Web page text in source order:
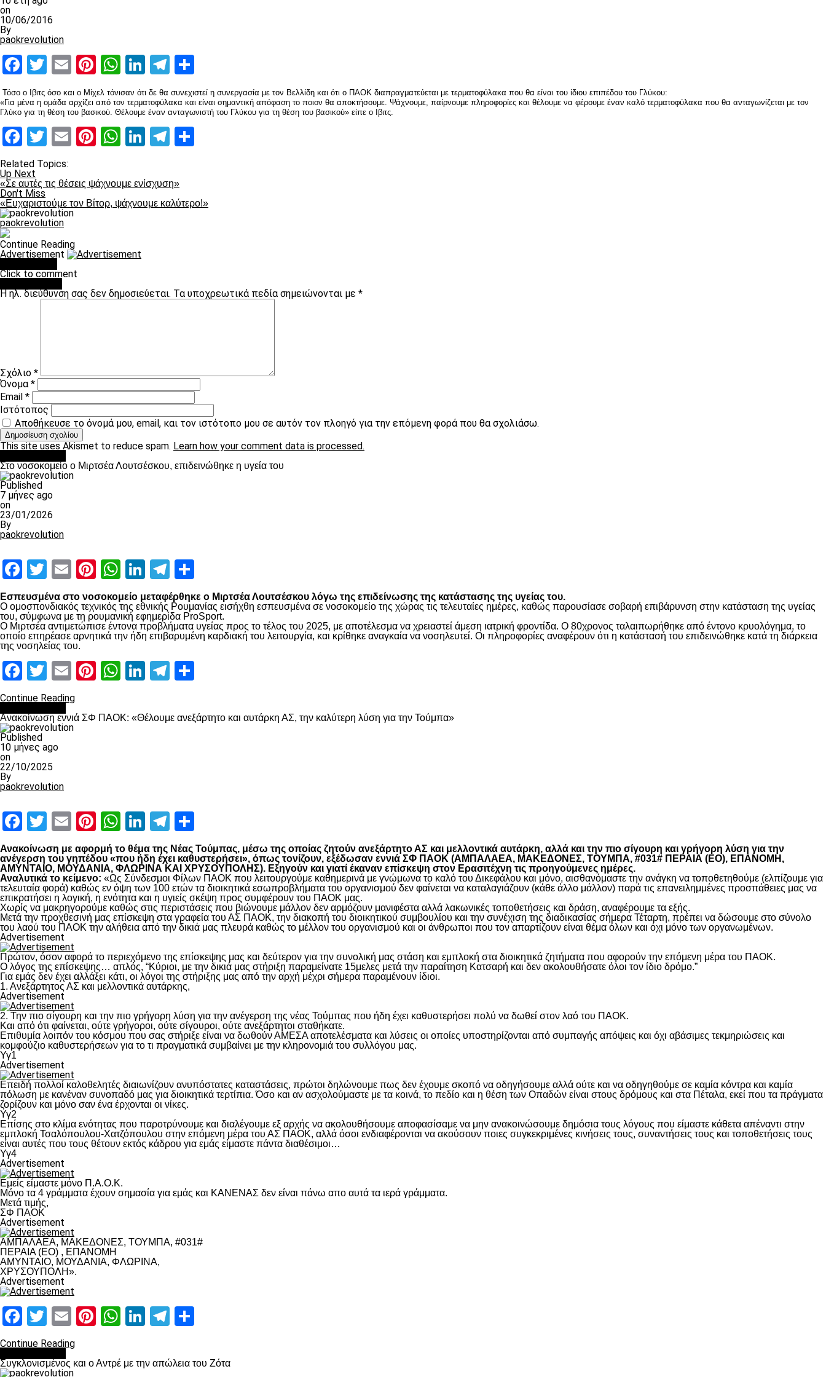
on
10/06/2016
By
paokrevolution
Facebook
Twitter
EmailPinterest
WhatsApp
LinkedIn
Telegram
Τόσο ο Ιβιτς όσο και ο Μίχελ τόνισαν ότι δε θα συνεχιστεί η συνεργασία με τον Βελλίδη και ότι ο ΠΑΟΚ διαπραγματεύεται με τερματοφύλακα που θα είναι του ίδιου επιπέδου του Γλύκου:
«Για μένα η ομάδα αρχίζει από τον τερματοφύλακα και είναι σημαντική απόφαση το ποιον θα αποκτήσουμε. Ψάχνουμε, παίρνουμε πληροφορίες και θέλουμε να φέρουμε έναν καλό τερματοφύλακα που θα ανταγωνίζεται με τον
Γλύκο για τη θέση του βασικού. Θέλουμε έναν ανταγωνιστή του Γλύκου για τη θέση του βασικού» είπε ο Ιβιτς.
Facebook
Twitter
EmailPinterest
WhatsApp
LinkedIn
Telegram
Related Topics:
Up Next
«Σε αυτές τις θέσεις ψάχνουμε ενίσχυση»
Don't Miss
«Ευχαριστούμε τον Βίτορ, ψάχνουμε καλύτερο!»
paokrevolution
Continue Reading
Advertisement
Click to comment
Η ηλ. διεύθυνση σας δεν δημοσιεύεται. Τα υποχρεωτικά πεδία σημειώνονται με *
Σχόλιο *
Όνομα*
Email *
Ιστότοπος
Αποθήκευσε το όνομά μου, email, και τον ιστότοπο μου σε αυτόν τον πλοηγό για την επόμενη φορά που θα σχολιάσω.
This site uses Akismet to reduce spam. Learn how your comment data is processed.
Στο νοσοκομείο ο Μιρτσέα Λουτσέσκου, επιδεινώθηκε η υγεία του
Published
7 μήνες ago
on
23/01/2026
By
paokrevolution
Facebook
Twitter
EmailPinterest
WhatsApp
LinkedIn
Telegram
Εσπευσμένα στο νοσοκομείο μεταφέρθηκε ο Μιρτσέα Λουτσέσκου λόγω της επιδείνωσης της κατάστασης της υγείας του.
Ο ομοσπονδιακός τεχνικός της εθνικής Ρουμανίας εισήχθη εσπευσμένα σε νοσοκομείο της χώρας τις τελευταίες ημέρες, καθώς παρουσίασε σοβαρή επιβάρυνση στην κατάσταση της υγείας
του, σύμφωνα με τη ρουμανική εφημερίδα ProSport.
Ο Μιρτσέα αντιμετώπισε έντονα προβλήματα υγείας προς το τέλος του 2025, με αποτέλεσμα να χρειαστεί άμεση ιατρική φροντίδα. Ο 80χρονος ταλαιπωρήθηκε από έντονο κρυολόγημα, το
οποίο επηρέασε αρνητικά την ήδη επιβαρυμένη καρδιακή του λειτουργία, και κρίθηκε αναγκαία να νοσηλευτεί. Οι πληροφορίες αναφέρουν ότι η κατάστασή του επιδεινώθηκε κατά τη διάρκεια
της νοσηλείας του.
Facebook
Twitter
EmailPinterest
WhatsApp
LinkedIn
Telegram
Continue Reading
Ανακοίνωση εννιά ΣΦ ΠΑΟΚ: «Θέλουμε ανεξάρτητο και αυτάρκη ΑΣ, την καλύτερη λύση για την Τούμπα»
Published
10 μήνες ago
on
22/10/2025
By
paokrevolution
Facebook
Twitter
EmailPinterest
WhatsApp
LinkedIn
Telegram
Ανακοίνωση με αφορμή το θέμα της Νέας Τούμπας, μέσω της οποίας ζητούν ανεξάρτητο ΑΣ και μελλοντικά αυτάρκη, αλλά και την πιο σίγουρη και γρήγορη λύση για την
ανέγερση του γηπέδου «που ήδη έχει καθυστερήσει», όπως τονίζουν, εξέδωσαν εννιά ΣΦ ΠΑΟΚ (ΑΜΠΑΛΑΕΑ, ΜΑΚΕΔΟΝΕΣ, ΤΟΥΜΠΑ, #031# ΠΕΡΑΙΑ (ΕΟ), ΕΠΑΝΟΜΗ,
ΑΜΥΝΤΑΙΟ, ΜΟΥΔΑΝΙΑ, ΦΛΩΡΙΝΑ ΚΑΙ ΧΡΥΣΟΥΠΟΛΗΣ). Εξηγούν και γιατί έκαναν επίσκεψη στον Ερασιτέχνη τις προηγούμενες ημέρες.
Αναλυτικά το κείμενο: «Ως Σύνδεσμοι Φίλων ΠΑΟΚ που λειτουργούμε καθημερινά με γνώμωνα το καλό του Δικεφάλου και μόνο, αισθανόμαστε την ανάγκη να τοποθετηθούμε (ελπίζουμε για
τελευταία φορά) καθώς εν όψη των 100 ετών τα διοικητικά εσωπροβλήματα του οργανισμού δεν φαίνεται να καταλαγιάζουν (κάθε άλλο μάλλον) παρά τις επανειλημμένες προσπάθειες μας να
επικρατήσει η λογική, η ενότητα και η υγιείς σκέψη προς συμφέρουν του ΠΑΟΚ μας.
Χωρίς να μακρηγορούμε καθώς στις περιστάσεις που βιώνουμε μάλλον δεν αρμόζουν μανιφέστα αλλά λακωνικές τοποθετήσεις και δράση, αναφέρουμε τα εξής.
Μετά την προχθεσινή μας επίσκεψη στα γραφεία του ΑΣ ΠΑΟΚ, την διακοπή του διοικητικού συμβουλίου και την συνέχιση της διαδικασίας σήμερα Τέταρτη, πρέπει να δώσουμε στο σύνολο
του λαού του ΠΑΟΚ την αλήθεια από την δικιά μας πλευρά καθώς το μέλλον του οργανισμού και οι άνθρωποι που τον απαρτίζουν είναι θέμα όλων και όχι μόνο των οργανωμένων.
Advertisement
Πρώτον, όσον αφορά το περιεχόμενο της επίσκεψης μας και δεύτερον για την συνολική μας στάση και εμπλοκή στα διοικητικά ζητήματα που αφορούν την επόμενη μέρα του ΠΑΟΚ.
Ο λόγος της επίσκεψης… απλός, “Κύριοι, με την δικιά μας στήριξη παραμείνατε 15μελες μετά την παραίτηση Κατσαρή και δεν ακολουθήσατε όλοι τον ίδιο δρόμο.”
Για εμάς δεν έχει αλλάξει κάτι, οι λόγοι της στήριξης μας από την αρχή μέχρι σήμερα παραμένουν ίδιοι.
1. Ανεξάρτητος ΑΣ και μελλοντικά αυτάρκης,
Advertisement
2. Την πιο σίγουρη και την πιο γρήγορη λύση για την ανέγερση της νέας Τούμπας που ήδη έχει καθυστερήσει πολύ να δωθεί στον λαό του ΠΑΟΚ.
Και από ότι φαίνεται, ούτε γρήγοροι, ούτε σίγουροι, ούτε ανεξάρτητοι σταθήκατε.
Επιθυμία λοιπόν του κόσμου που σας στήριξε είναι να δωθούν ΑΜΕΣΑ αποτελέσματα και λύσεις οι οποίες υποστηρίζονται από συμπαγής απόψεις και όχι αβάσιμες τεκμηριώσεις και
κομφούζιο καθυστερήσεων για το τι πραγματικά συμβαίνει με την κληρονομιά του συλλόγου μας.
Υγ1
Advertisement
Επειδή πολλοί καλοθελητές διαιωνίζουν ανυπόστατες καταστάσεις, πρώτοι δηλώνουμε πως δεν έχουμε σκοπό να οδηγήσουμε αλλά ούτε και να οδηγηθούμε σε καμία κόντρα και καμία
πόλωση με κανέναν συνοπαδό μας για διοικητικά τερτίπια. Όσο και αν ασχολούμαστε με τα κοινά, το πεδίο και η θέση των Οπαδών είναι στους δρόμους και στα Πέταλα, εκεί που τα πράγματα
ζορίζουν και μόνο σαν ένα έρχονται οι νίκες.
Υγ2
Επίσης στο κλίμα ενότητας που παροτρύνουμε και διαλέγουμε εξ αρχής να ακολουθήσουμε αποφασίσαμε να μην ανακοινώσουμε δημόσια τους λόγους που είμαστε κάθετα απέναντι στην
εμπλοκή Τσαλόπουλου-Χατζόπουλου στην επόμενη μέρα του ΑΣ ΠΑΟΚ, αλλά όσοι ενδιαφέρονται να ακούσουν ποιες συγκεκριμένες κινήσεις τους, συναντήσεις τους και τοποθετήσεις τους
είναι αυτές που τους θέτουν εκτός κάδρου για εμάς είμαστε πάντα διαθέσιμοι…
Υγ4
Advertisement
Εμείς είμαστε μόνο Π.Α.Ο.Κ.
Μόνο τα 4 γράμματα έχουν σημασία για εμάς και ΚΑΝΕΝΑΣ δεν είναι πάνω απο αυτά τα ιερά γράμματα.
Μετά τιμής,
ΣΦ ΠΑΟΚ
Advertisement
ΑΜΠΑΛΑΕΑ, ΜΑΚΕΔΟΝΕΣ, ΤΟΥΜΠΑ, #031#
ΠΕΡΑΙΑ (ΕΟ) , ΕΠΑΝΟΜΗ
ΑΜΥΝΤΑΙΟ, ΜΟΥΔΑΝΙΑ, ΦΛΩΡΙΝΑ,
ΧΡΥΣΟΥΠΟΛΗ».
Advertisement
Facebook
Twitter
EmailPinterest
WhatsApp
LinkedIn
Telegram
Continue Reading
Συγκλονισμένος και ο Αντρέ με την απώλεια του Ζότα